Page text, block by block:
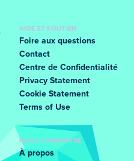
AIDE ET SOUTIEN
Foire aux questions
Contact
Centre de Confidentialité
Privacy Statement
Cookie Statement
Terms of Use
NOUS CONNAÎTRE
À propos